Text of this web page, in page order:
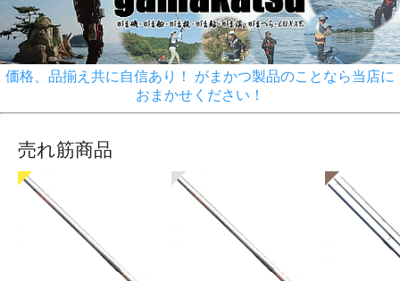
価格、品揃え共に自信あり！ がまかつ製品のことなら当店に
おまかせください！
売れ筋商品